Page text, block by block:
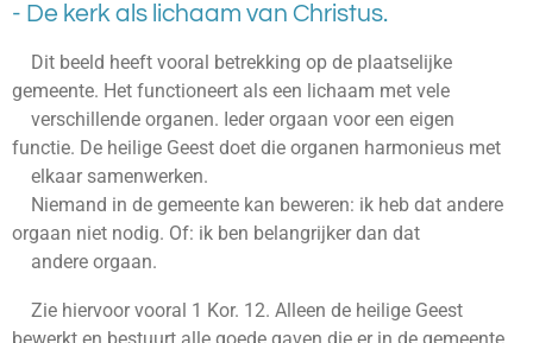
- De kerk als lichaam van Christus.
Dit beeld heeft vooral betrekking op de plaatselijke
gemeente. Het functioneert als een lichaam met vele
verschillende organen. Ieder orgaan voor een eigen
functie. De heilige Geest doet die organen harmonieus met
elkaar samenwerken.
Niemand in de gemeente kan beweren: ik heb dat andere
orgaan niet nodig. Of: ik ben belangrijker dan dat
andere orgaan.
Zie hiervoor vooral 1 Kor. 12. Alleen de heilige Geest